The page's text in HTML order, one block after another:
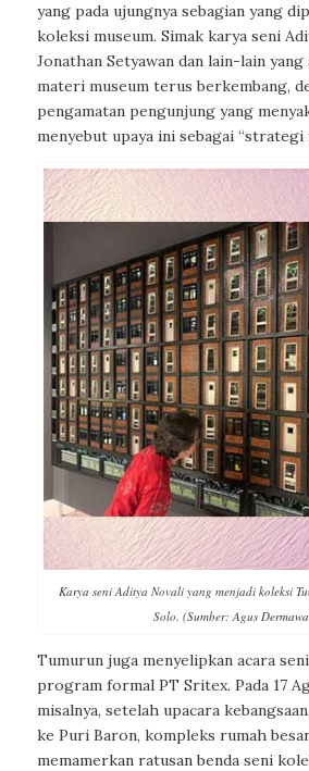
yang pada ujungnya sebagian yang
koleksi museum. Simak karya seni
Jonathan Setyawan dan lain-lain yang
materi museum terus berkembang,
pengamatan pengunjung yang
menyebut upaya ini sebagai “strategi
Karya seni Aditya Novali yang menjadi koleksi
Solo. (Sumber: Agus
Tumurun juga menyelipkan acara
program formal PT Sritex. Pada 17
misalnya, setelah upacara
ke Puri Baron, kompleks rumah
memamerkan ratusan benda seni